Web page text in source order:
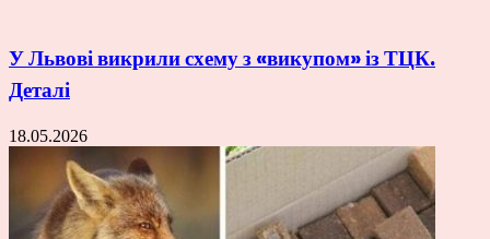
У Львові викрили схему з «викупом» із ТЦК.
Деталі
18.05.2026